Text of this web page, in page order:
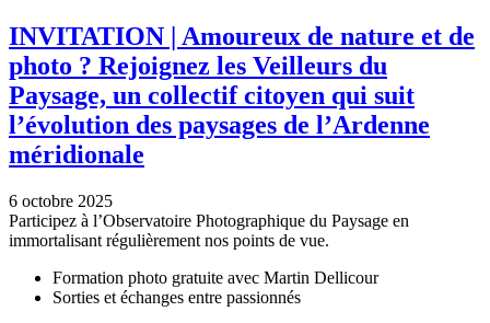
INVITATION | Amoureux de nature et de
photo ? Rejoignez les Veilleurs du
Paysage, un collectif citoyen qui suit
l’évolution des paysages de l’Ardenne
méridionale
6 octobre 2025
Participez à l’Observatoire Photographique du Paysage en
immortalisant régulièrement nos points de vue.
Formation photo gratuite avec Martin Dellicour
Sorties et échanges entre passionnés